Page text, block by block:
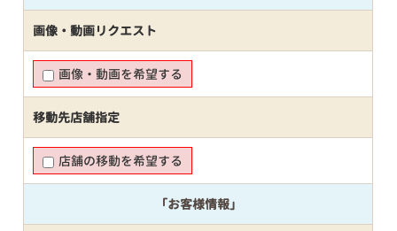
画像・動画リクエスト
画像・動画を希望する
移動先店舗指定
店舗の移動を希望する
「お客様情報」